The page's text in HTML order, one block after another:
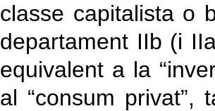
classe capitalista o
departament IIb (i
equivalent a la
al “consum